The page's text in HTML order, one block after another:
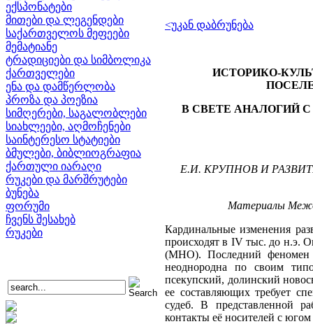
ექსპონატები
მითები და ლეგენდები
საქართველოს მეფეები
მემატიანე
ტრადიციები და სიმბოლიკა
ქართველები
ენა და დამწერლობა
პროზა და პოეზია
სიმღერები, საგალობლები
სიახლეები, აღმოჩენები
საინტერესო სტატიები
ბმულები, ბიბლიოგრაფია
ქართული იარაღი
რუკები და მარშრუტები
ბუნება
ფორუმი
ჩვენს შესახებ
რუკები
<უკან დაბრუნება
ИСТОРИКО-
В СВЕТЕ АНАЛОГИЙ
Е.И. КРУПНОВ И
Материалы
Кардинальные изменения
происходят в IV тыс. до н.э.
(МНО). Последний
неоднородна по своим
псекупский, долинский
ее составляющих требует
судеб. В представленной
контакты её носителей с